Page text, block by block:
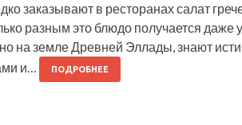
заказывают в ресторанах салат
разным это блюдо получается
на земле Древней Эллады, знают
и…
ПОДРОБНЕЕ